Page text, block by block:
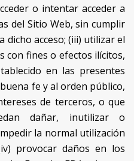
o intentar acceder a
del Sitio Web, sin cumplir
dicho acceso; (iii) utilizar el
con fines o efectos ilícitos,
en las presentes
fe y al orden público,
de terceros, o que
dañar, inutilizar o
la normal utilización
provocar daños en los